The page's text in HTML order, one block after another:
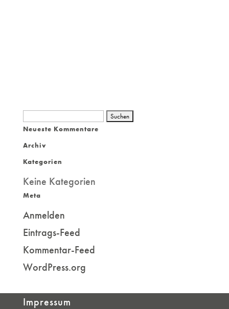
Suchen
nach:
Neueste Kommentare
Archiv
Kategorien
Keine Kategorien
Meta
Anmelden
Eintrags-Feed
Kommentar-Feed
WordPress.org
Impressum